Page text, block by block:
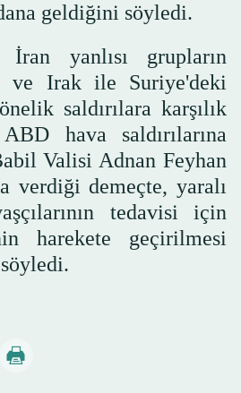
geldiğini söyledi.
yanlısı grupların
ve Irak ile Suriye'deki
saldırılara karşılık
hava saldırılarına
Valisi Adnan Feyhan
verdiği demeçte, yaralı
tedavisi için
harekete geçirilmesi